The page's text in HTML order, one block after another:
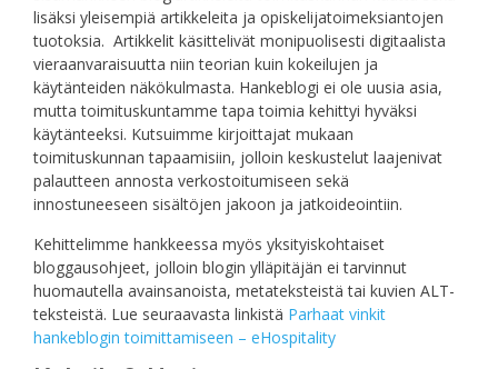
lisäksi yleisempiä artikkeleita ja opiskelijatoimeksiantojen
tuotoksia. Artikkelit käsittelivät monipuolisesti digitaalista
vieraanvaraisuutta niin teorian kuin kokeilujen ja
käytänteiden näkökulmasta. Hankeblogi ei ole uusia asia,
mutta toimituskuntamme tapa toimia kehittyi hyväksi
käytänteeksi. Kutsuimme kirjoittajat mukaan
toimituskunnan tapaamisiin, jolloin keskustelut laajenivat
palautteen annosta verkostoitumiseen sekä
innostuneeseen sisältöjen jakoon ja jatkoideointiin.
Kehittelimme hankkeessa myös yksityiskohtaiset
bloggausohjeet, jolloin blogin ylläpitäjän ei tarvinnut
huomautella avainsanoista, metateksteistä tai kuvien ALT-
teksteistä. Lue seuraavasta linkistä Parhaat vinkit
hankeblogin toimittamiseen – eHospitality